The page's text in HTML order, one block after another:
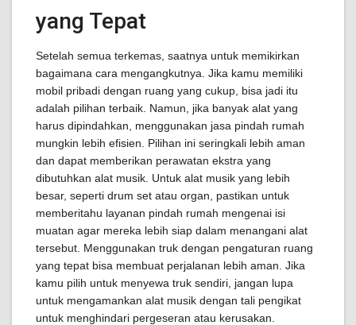
yang Tepat
Setelah semua terkemas, saatnya untuk memikirkan
bagaimana cara mengangkutnya. Jika kamu memiliki
mobil pribadi dengan ruang yang cukup, bisa jadi itu
adalah pilihan terbaik. Namun, jika banyak alat yang
harus dipindahkan, menggunakan jasa pindah rumah
mungkin lebih efisien. Pilihan ini seringkali lebih aman
dan dapat memberikan perawatan ekstra yang
dibutuhkan alat musik. Untuk alat musik yang lebih
besar, seperti drum set atau organ, pastikan untuk
memberitahu layanan pindah rumah mengenai isi
muatan agar mereka lebih siap dalam menangani alat
tersebut. Menggunakan truk dengan pengaturan ruang
yang tepat bisa membuat perjalanan lebih aman. Jika
kamu pilih untuk menyewa truk sendiri, jangan lupa
untuk mengamankan alat musik dengan tali pengikat
untuk menghindari pergeseran atau kerusakan.